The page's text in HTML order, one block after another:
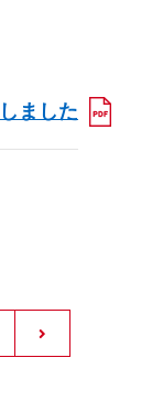
ました